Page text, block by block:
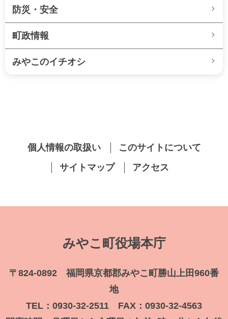
防災・安全
町政情報
みやこのイチオシ
個人情報の取扱い
このサイトについて
サイトマップ
アクセス
みやこ町役場本庁
〒824-0892 福岡県京都郡みやこ町勝山上田960番
地
TEL：0930-32-2511 FAX：0930-32-4563